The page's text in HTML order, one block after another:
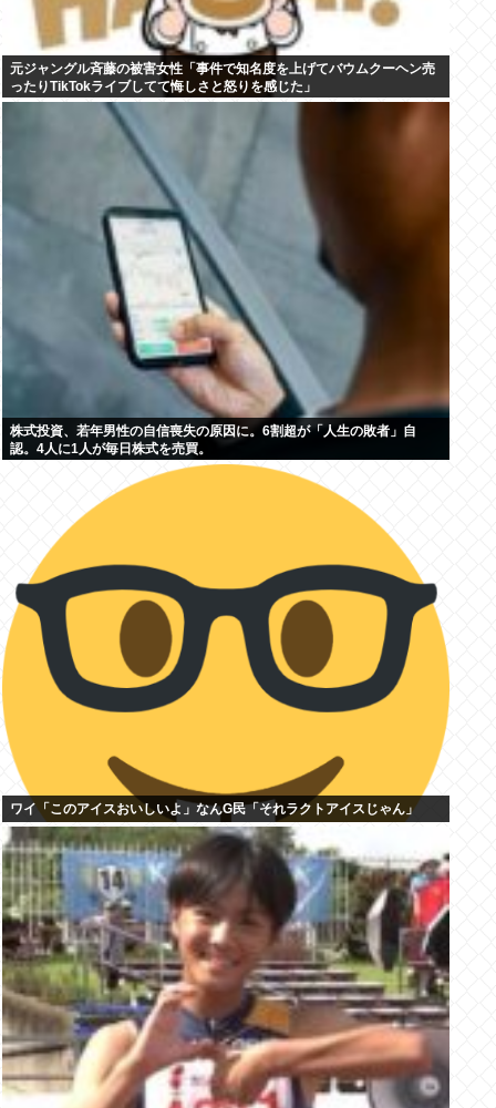
元ジャングル斉藤の被害女性「事件で知名度を上げてバウムクーヘン売
ったりTikTokライブしてて悔しさと怒りを感じた」
株式投資、若年男性の自信喪失の原因に。6割超が「人生の敗者」自
認。4人に1人が毎日株式を売買。
ワイ「このアイスおいしいよ」なんG民「それラクトアイスじゃん」